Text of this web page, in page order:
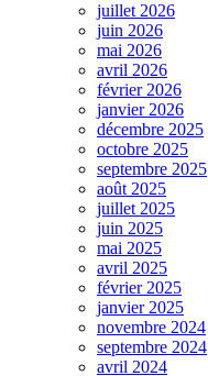
juillet 2026
juin 2026
mai 2026
avril 2026
février 2026
janvier 2026
décembre 2025
octobre 2025
septembre 2025
août 2025
juillet 2025
juin 2025
mai 2025
avril 2025
février 2025
janvier 2025
novembre 2024
septembre 2024
avril 2024